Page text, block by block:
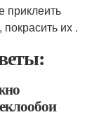
приклеить
их .